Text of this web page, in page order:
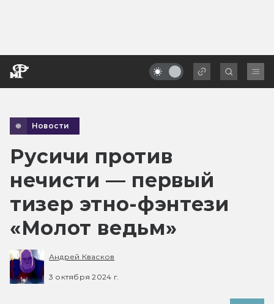
Новости
Русичи против
нечисти — первый
тизер этно-фэнтези
«Молот ведьм»
Андрей Квасков
3 октября 2024 г.